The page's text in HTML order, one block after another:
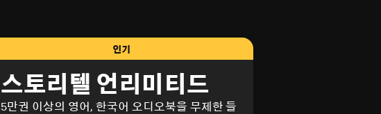
인기
스토리텔 언리미티드
5만권 이상의 영어, 한국어 오디오북을 무제한 들